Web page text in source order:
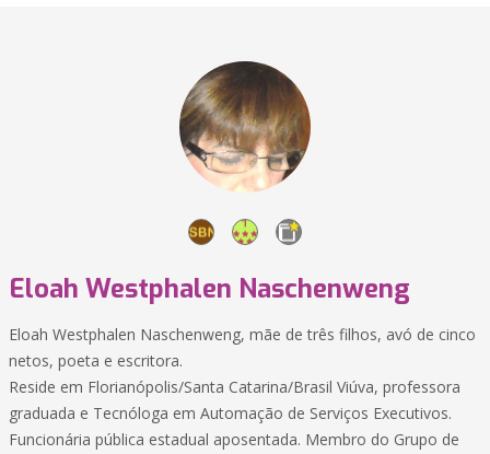
Eloah Westphalen Naschenweng
Eloah Westphalen Naschenweng, mãe de três filhos, avó de cinco
netos, poeta e escritora.
Reside em Florianópolis/Santa Catarina/Brasil Viúva, professora
graduada e Tecnóloga em Automação de Serviços Executivos.
Funcionária pública estadual aposentada. Membro do Grupo de